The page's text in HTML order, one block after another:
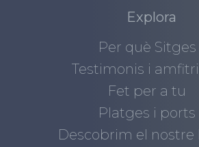
Explora
Per què Sitges
Testimonis i
Fet per a tu
Platges i ports
Descobrim el nostre